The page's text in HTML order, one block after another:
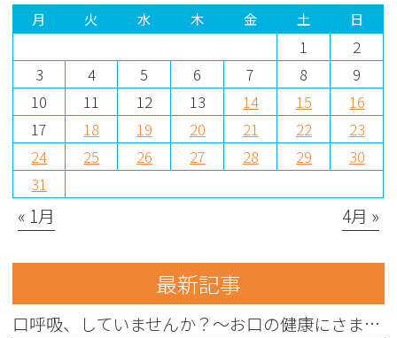
月 火 水 木 金 土 日
1
2
3
4 5 6 7 8
9
10
11 12 13 14 15
16
17
18 19 20 21 22
23
24
25 26 27 28 29
30
31
« 1月 4月 »
最新記事
口呼吸、していませんか？〜お口の健康にさまざまな影響を与えることがあります〜